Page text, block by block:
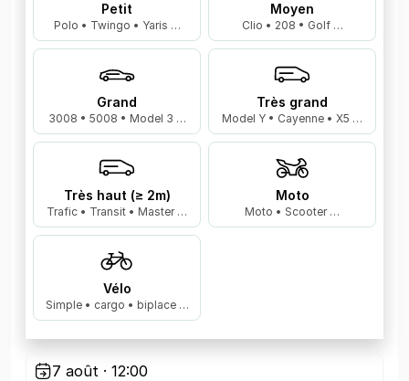
Petit
Polo • Twingo • Yaris …
Moyen
Clio • 208 • Golf …
Grand
3008 • 5008 • Model 3 …
Très grand
Model Y • Cayenne • X5 …
Très haut (≥ 2m)
Trafic • Transit • Master …
Moto
Moto • Scooter …
Vélo
Simple • cargo • biplace …
7 août · 12:00